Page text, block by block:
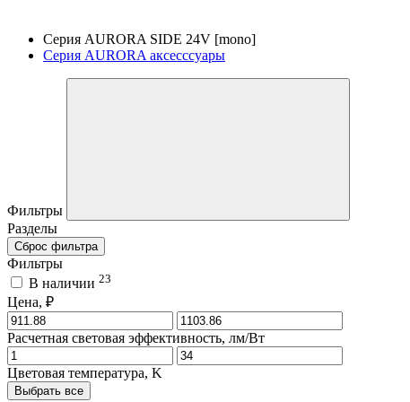
Серия AURORA SIDE 24V [mono]
Серия AURORA аксесссуары
Фильтры
Разделы
Сброс фильтра
Фильтры
В наличии 23
Цена, ₽
Расчетная световая эффективность, лм/Вт
Цветовая температура, K
Выбрать все